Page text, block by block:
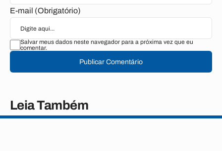
E-mail (Obrigatório)
Salvar meus dados neste navegador para a próxima vez que eu
comentar.
Publicar Comentário
Leia Também